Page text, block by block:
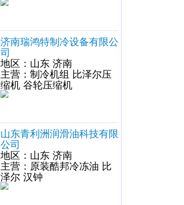
济南瑞鸿特制冷设备有限公
司
地区： 山东 济南
主营： 制冷机组 比泽尔压
缩机 谷轮压缩机
山东青利洲润滑油科技有限
公司
地区： 山东 济南
主营： 原装酷邦冷冻油 比
泽尔 汉钟